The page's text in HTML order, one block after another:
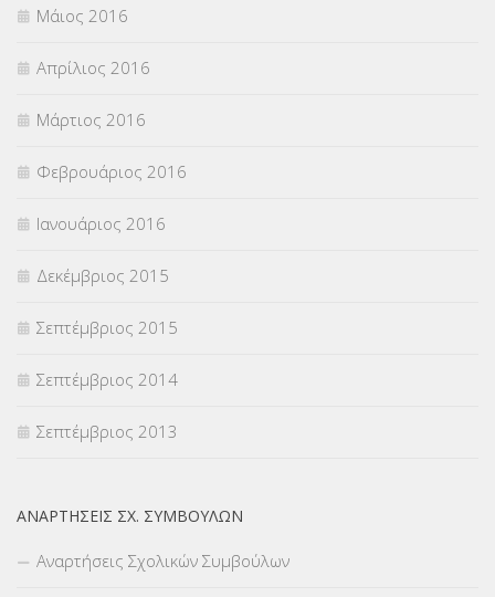
Μάιος 2016
Απρίλιος 2016
Μάρτιος 2016
Φεβρουάριος 2016
Ιανουάριος 2016
Δεκέμβριος 2015
Σεπτέμβριος 2015
Σεπτέμβριος 2014
Σεπτέμβριος 2013
ΑΝΑΡΤΉΣΕΙΣ ΣΧ. ΣΥΜΒΟΎΛΩΝ
Αναρτήσεις Σχολικών Συμβούλων